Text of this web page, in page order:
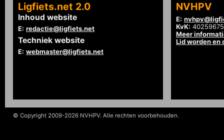
Ligfiets.net 2.0
Inhoud website
E: redactie@ligfiets.net
Techniek website
E: webmaster@ligfiets.net
NVHPV
E:
KvK: 40259675
Meer
Lid worden en
© Copyright 2009-2026 NVHPV. Alle rechten voorbehouden.